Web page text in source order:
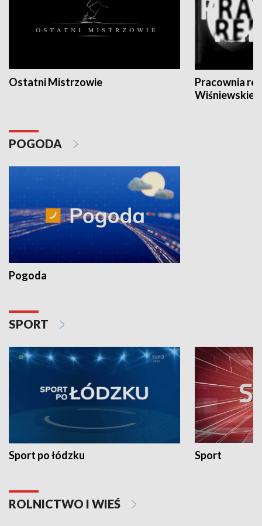
Ostatni Mistrzowie
Pracownia
POGODA
Pogoda
SPORT
Sport po łódzku Sport
ROLNICTWO I WIEŚ